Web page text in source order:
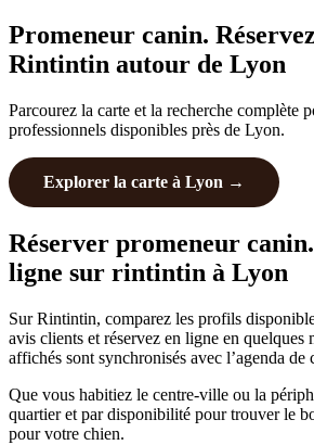
Promeneur canin.
Rintintin autour de Lyon
Parcourez la carte et la recherche complète
professionnels disponibles près de Lyon.
Explorer la carte à Lyon →
Réserver promeneur
ligne sur rintintin à Lyon
Sur Rintintin, comparez les profils
avis clients et réservez en ligne en quelques
affichés sont synchronisés avec l’agenda de
Que vous habitiez le centre-ville ou la
quartier et par disponibilité pour trouver le
pour votre chien.